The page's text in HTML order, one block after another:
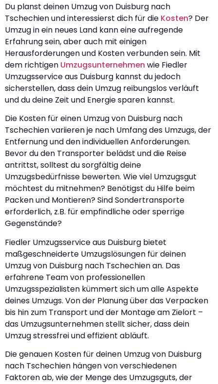
Du planst deinen Umzug von Duisburg nach
Tschechien und interessierst dich für die Kosten? Der
Umzug in ein neues Land kann eine aufregende
Erfahrung sein, aber auch mit einigen
Herausforderungen und Kosten verbunden sein. Mit
dem richtigen Umzugsunternehmen wie Fiedler
Umzugsservice aus Duisburg kannst du jedoch
sicherstellen, dass dein Umzug reibungslos verläuft
und du deine Zeit und Energie sparen kannst.
Die Kosten für einen Umzug von Duisburg nach
Tschechien variieren je nach Umfang des Umzugs, der
Entfernung und den individuellen Anforderungen.
Bevor du den Transporter belädst und die Reise
antrittst, solltest du sorgfältig deine
Umzugsbedürfnisse bewerten. Wie viel Umzugsgut
möchtest du mitnehmen? Benötigst du Hilfe beim
Packen und Montieren? Sind Sondertransporte
erforderlich, z.B. für empfindliche oder sperrige
Gegenstände?
Fiedler Umzugsservice aus Duisburg bietet
maßgeschneiderte Umzugslösungen für deinen
Umzug von Duisburg nach Tschechien an. Das
erfahrene Team von professionellen
Umzugsspezialisten kümmert sich um alle Aspekte
deines Umzugs. Von der Planung über das Verpacken
bis hin zum Transport und der Montage am Zielort –
das Umzugsunternehmen stellt sicher, dass dein
Umzug stressfrei und effizient abläuft.
Die genauen Kosten für deinen Umzug von Duisburg
nach Tschechien hängen von verschiedenen
Faktoren ab, wie der Menge des Umzugsguts, der